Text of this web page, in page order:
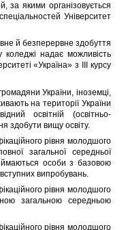
за якими організовується
Університет
й безперервне здобуття
коледжі надає можливість
«Україна» з ІІІ курсу
України, іноземці,
на території України
освітній (освітньо-
здобути вищу освіту.
рівня молодшого
загальної середньої
особи з базовою
випробувань.
рівня молодшого
загальною середньою
рівня молодшого